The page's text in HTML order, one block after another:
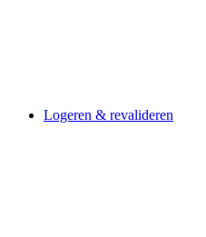
Logeren & revalideren